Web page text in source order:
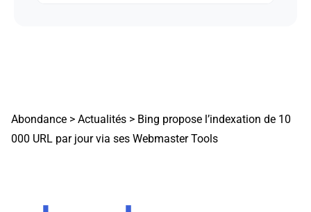
Abondance > Actualités > Bing propose l’indexation de 10
000 URL par jour via ses Webmaster Tools